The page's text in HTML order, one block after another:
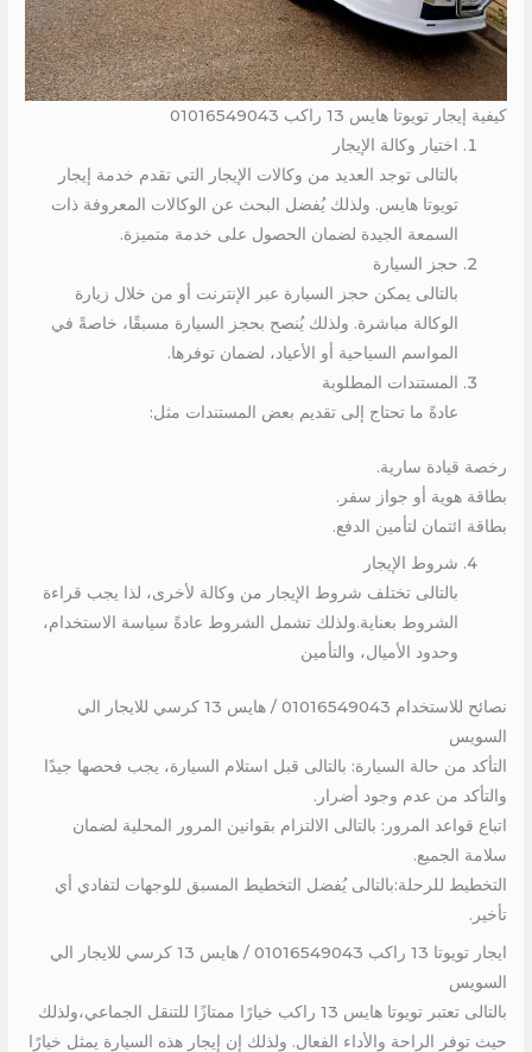
كيفية إيجار تويوتا هايس 13 راكب 01016549043
اختيار وكالة الإيجار
بالتالى توجد العديد من وكالات الإيجار التي تقدم خدمة إيجار
تويوتا هايس. ولذلك يُفضل البحث عن الوكالات المعروفة ذات
السمعة الجيدة لضمان الحصول على خدمة متميزة.
حجز السيارة
بالتالى يمكن حجز السيارة عبر الإنترنت أو من خلال زيارة
الوكالة مباشرة. ولذلك يُنصح بحجز السيارة مسبقًا، خاصةً في
المواسم السياحية أو الأعياد، لضمان توفرها.
المستندات المطلوبة
عادةً ما تحتاج إلى تقديم بعض المستندات مثل:
رخصة قيادة سارية.
بطاقة هوية أو جواز سفر.
بطاقة ائتمان لتأمين الدفع.
شروط الإيجار
بالتالى تختلف شروط الإيجار من وكالة لأخرى، لذا يجب قراءة
الشروط بعناية.ولذلك تشمل الشروط عادةً سياسة الاستخدام،
وحدود الأميال، والتأمين
نصائح للاستخدام 01016549043 / هايس 13 كرسي للايجار الي
السويس
التأكد من حالة السيارة: بالتالى قبل استلام السيارة، يجب فحصها جيدًا
والتأكد من عدم وجود أضرار.
اتباع قواعد المرور: بالتالى الالتزام بقوانين المرور المحلية لضمان
سلامة الجميع.
التخطيط للرحلة:بالتالى يُفضل التخطيط المسبق للوجهات لتفادي أي
تأخير.
ايجار تويوتا 13 راكب 01016549043 / هايس 13 كرسي للايجار الي
السويس
بالتالى تعتبر تويوتا هايس 13 راكب خيارًا ممتازًا للتنقل الجماعي،ولذلك
حيث توفر الراحة والأداء الفعال. ولذلك إن إيجار هذه السيارة يمثل خيارًا